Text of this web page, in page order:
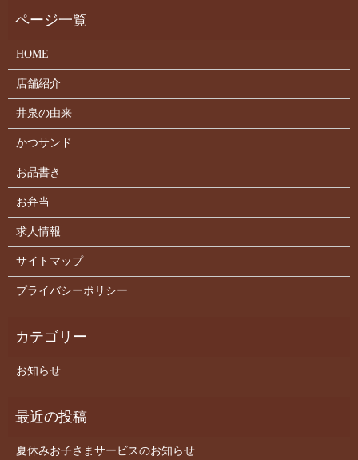
HOME
店舗紹介
井泉の由来
かつサンド
お品書き
お弁当
求人情報
サイトマップ
プライバシーポリシー
お知らせ
夏休みお子さまサービスのお知らせ